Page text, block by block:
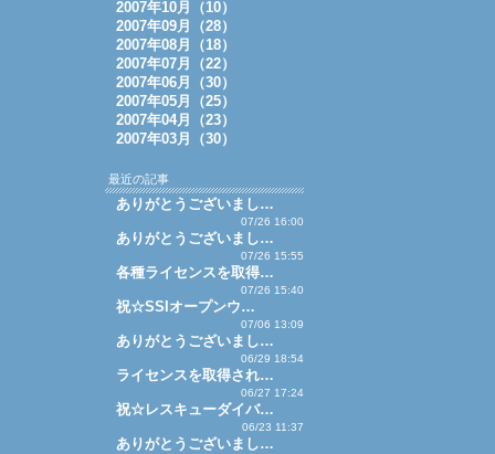
2007年10月（10）
2007年09月（28）
2007年08月（18）
2007年07月（22）
2007年06月（30）
2007年05月（25）
2007年04月（23）
2007年03月（30）
最近の記事
ありがとうございまし…
07/26 16:00
ありがとうございまし…
07/26 15:55
各種ライセンスを取得…
07/26 15:40
祝☆SSIオープンウ…
07/06 13:09
ありがとうございまし…
06/29 18:54
ライセンスを取得され…
06/27 17:24
祝☆レスキューダイバ…
06/23 11:37
ありがとうございまし…